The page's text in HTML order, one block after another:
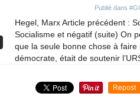
Publié dans
Hegel, Marx Article précédent :
Socialisme et négatif (suite) On
que la seule bonne chose à
démocrate, était de soutenir
Repost